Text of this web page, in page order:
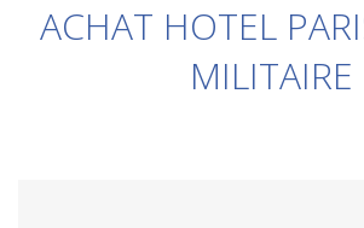
ACHAT HOTEL
MILITAIRE